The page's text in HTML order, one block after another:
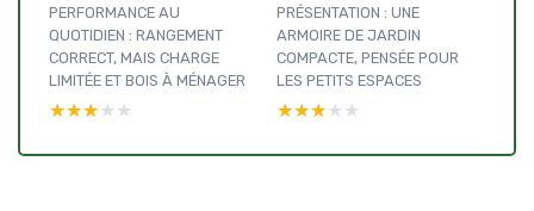
PERFORMANCE AU
QUOTIDIEN : RANGEMENT
CORRECT, MAIS CHARGE
LIMITÉE ET BOIS À MÉNAGER
★★★★★
★★★★★
PRÉSENTATION : UNE
ARMOIRE DE JARDIN
COMPACTE, PENSÉE POUR
LES PETITS ESPACES
★★★★★
★★★★★